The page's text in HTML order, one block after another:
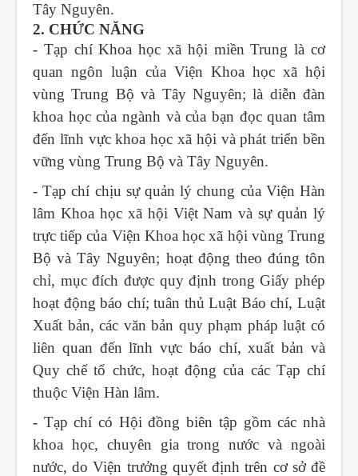
Tây Nguyên.
2. CHỨC NĂNG
- Tạp chí Khoa học xã hội miền Trung là cơ
quan ngôn luận của Viện Khoa học xã hội
vùng Trung Bộ và Tây Nguyên; là diễn đàn
khoa học của ngành và của bạn đọc quan tâm
đến lĩnh vực khoa học xã hội và phát triển bền
vững vùng Trung Bộ và Tây Nguyên.
- Tạp chí chịu sự quản lý chung của Viện Hàn
lâm Khoa học xã hội Việt Nam và sự quản lý
trực tiếp của Viện Khoa học xã hội vùng Trung
Bộ và Tây Nguyên; hoạt động theo đúng tôn
chỉ, mục đích được quy định trong Giấy phép
hoạt động báo chí; tuân thủ Luật Báo chí, Luật
Xuất bản, các văn bản quy phạm pháp luật có
liên quan đến lĩnh vực báo chí, xuất bản và
Quy chế tổ chức, hoạt động của các Tạp chí
thuộc Viện Hàn lâm.
- Tạp chí có Hội đồng biên tập gồm các nhà
khoa học, chuyên gia trong nước và ngoài
nước, do Viện trưởng quyết định trên cơ sở đề